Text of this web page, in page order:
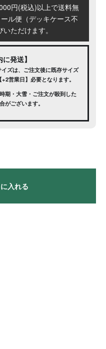
円(税込)以上で送料無
ル便（デッキケース不
ただけます。
発送】
ズは、ご注文後に既存サイズ
営業日】必要となります。
期・大雪・ご注文が殺到した
がございます。
入れる